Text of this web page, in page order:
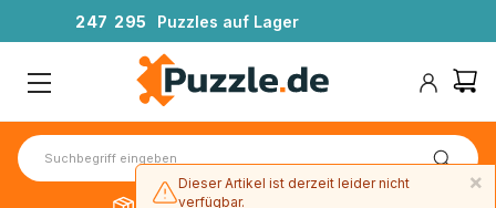
247 295 Puzzles auf Lager
×
Dieser Artikel ist derzeit leider nicht
verfügbar.